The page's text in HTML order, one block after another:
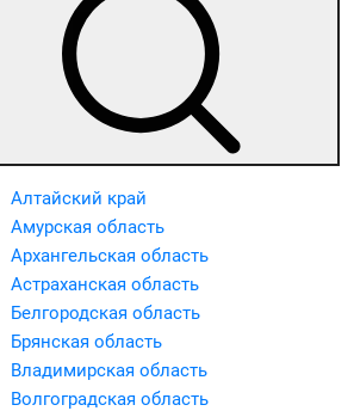
Алтайский край
Амурская область
Архангельская область
Астраханская область
Белгородская область
Брянская область
Владимирская область
Волгоградская область